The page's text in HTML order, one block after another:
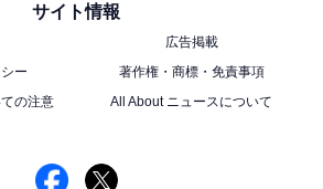
サイト情報
広告掲載
ー
著作権・商標・免責事項
の注意
All About ニュースについて